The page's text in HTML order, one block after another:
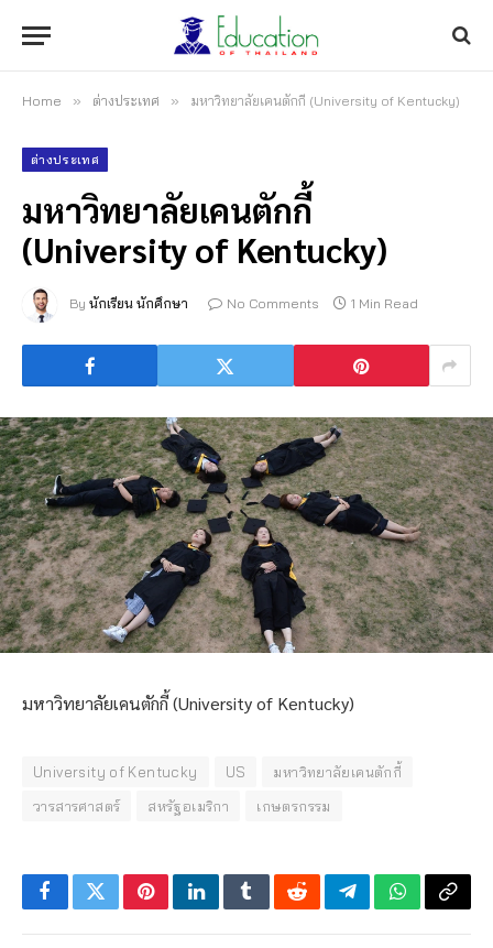
Home » ต่างประเทศ » มหาวิทยาลัยเคนตักกี้ (University of Kentucky)
ต่างประเทศ
มหาวิทยาลัยเคนตักกี้
(University of Kentucky)
By นักเรียน นักศึกษา No Comments 1 Min Read
มหาวิทยาลัยเคนตักกี้ (University of Kentucky)
University of Kentucky US
มหาวิทยาลัยเคนตักกี้
วารสารศาสตร์
สหรัฐอเมริกา เกษตรกรรม
FacebookTwitterPinterestLinkedInTumblrRedditTelegramWhatsApp
Copy